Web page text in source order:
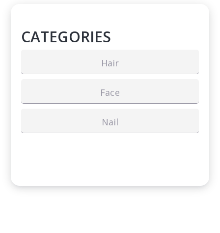
CATEGORIES
Hair
Face
Nail